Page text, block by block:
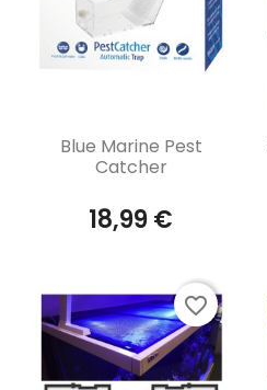
Aperçu rapide
Blue Marine Pest
Catcher
18,99 €
favorite_border